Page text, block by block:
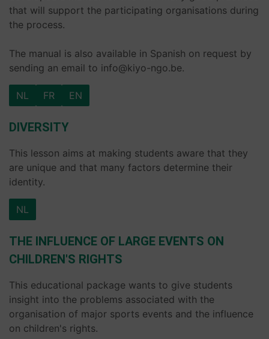
that will support the participating organisations during
the process.
The manual is also available in Spanish on request by
sending an email to info@kiyo-ngo.be.
NL FR EN
DIVERSITY
This lesson aims at making students aware that they
are unique and that many factors determine their
identity.
NL
THE INFLUENCE OF LARGE EVENTS ON
CHILDREN'S RIGHTS
This educational package wants to give students
insight into the problems associated with the
organisation of major sports events and the influence
on children's rights.